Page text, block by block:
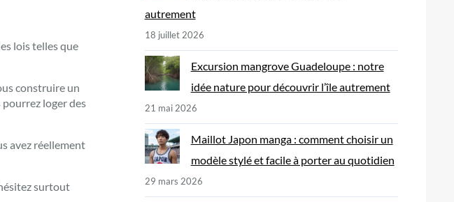
lois telles que
construire un
loger des
avez réellement
surtout
autrement
18 juillet 2026
Excursion mangrove Guadeloupe : notre
idée nature pour découvrir l’île autrement
21 mai 2026
Maillot Japon manga : comment choisir un
modèle stylé et facile à porter au quotidien
29 mars 2026